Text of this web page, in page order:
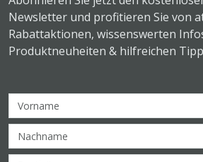
Newsletter und profitieren Sie von
Rabattaktionen, wissenswerten
Produktneuheiten & hilfreichen